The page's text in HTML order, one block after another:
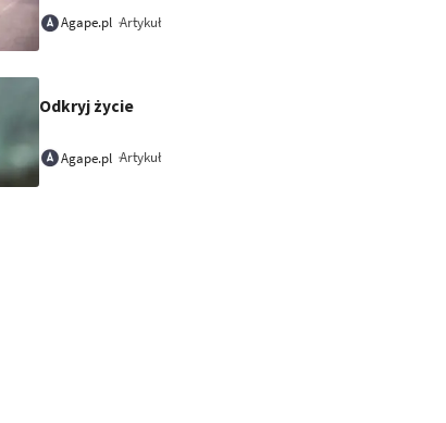
Agape.pl Artykuł
Odkryj życie
Agape.pl Artykuł